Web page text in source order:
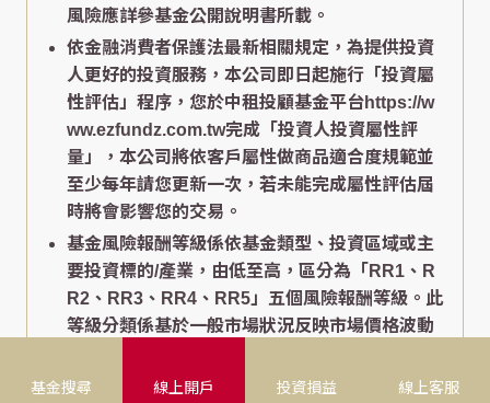
基金搜尋 線上開戶 投資損益 線上客服
風險應詳參基金公開說明書所載。
依金融消費者保護法最新相關規定，為提供投資
人更好的投資服務，本公司即日起施行「投資屬
性評估」程序，您於中租投顧基金平台https://w
ww.ezfundz.com.tw完成「投資人投資屬性評
量」，本公司將依客戶屬性做商品適合度規範並
至少每年請您更新一次，若未能完成屬性評估屆
時將會影響您的交易。
基金風險報酬等級係依基金類型、投資區域或主
要投資標的/產業，由低至高，區分為「RR1、R
R2、RR3、RR4、RR5」五個風險報酬等級。此
等級分類係基於一般市場狀況反映市場價格波動
風險、投資標的產業風險、信用風險、利率風